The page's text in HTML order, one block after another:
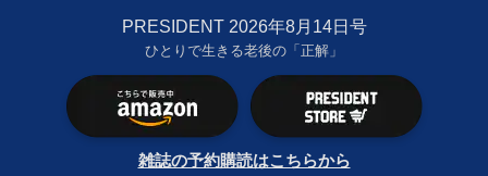
PRESIDENT 2026年8月14日号
ひとりで生きる老後の「正解」
雑誌の予約購読はこちらから